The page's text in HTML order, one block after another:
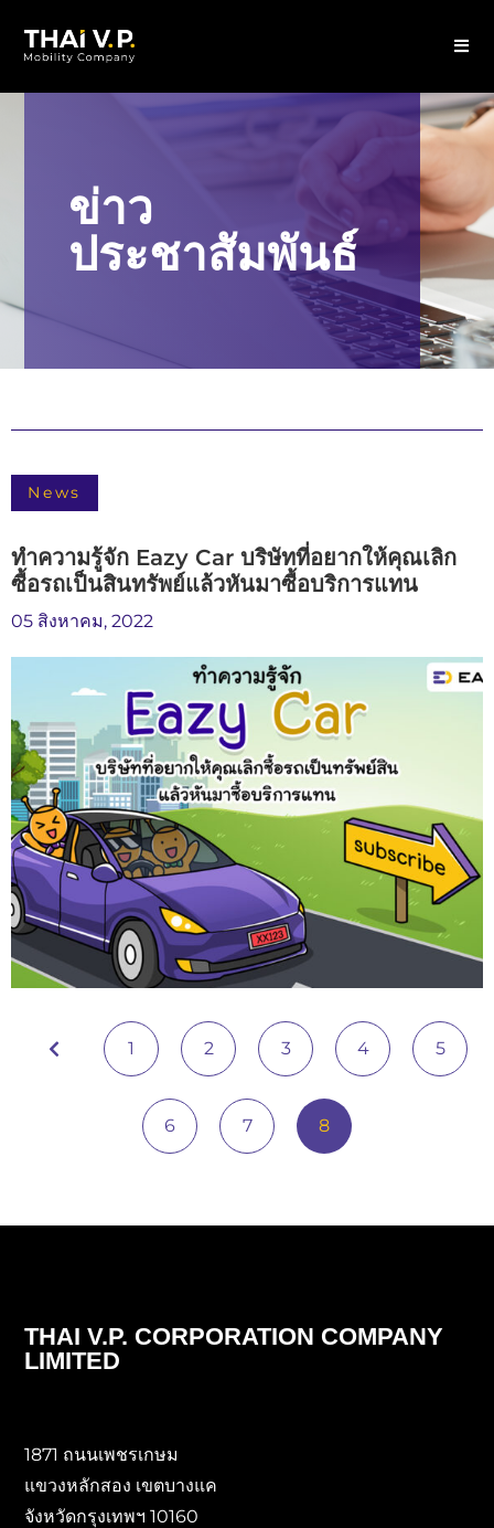
ข่าว
ประชาสัมพันธ์
News
ทำความรู้จัก Eazy Car บริษัทที่อยากให้คุณเลิก
ซื้อรถเป็นสินทรัพย์แล้วหันมาซื้อบริการแทน
05 สิงหาคม, 2022
1 2 3 4 5
6 7 8
THAI V.P. CORPORATION COMPANY
LIMITED
1871 ถนนเพชรเกษม
แขวงหลักสอง เขตบางแค
จังหวัดกรุงเทพฯ 10160